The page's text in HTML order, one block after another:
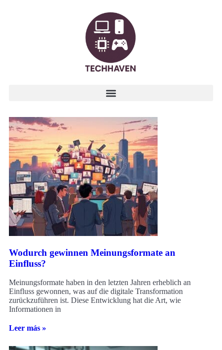
Wodurch gewinnen Meinungsformate an
Einfluss?
Meinungsformate haben in den letzten Jahren erheblich an
Einfluss gewonnen, was auf die digitale Transformation
zurückzuführen ist. Diese Entwicklung hat die Art, wie
Informationen in
Leer más »